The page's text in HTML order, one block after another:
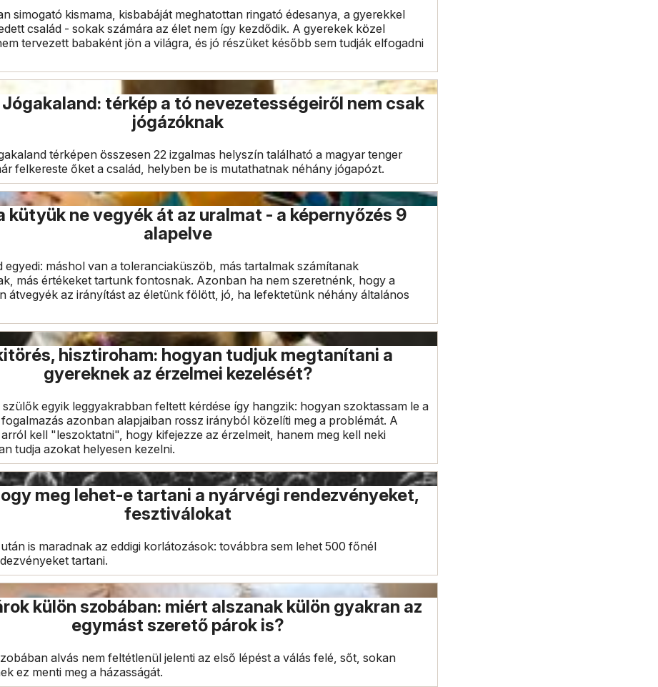
simogató kismama, kisbabáját meghatottan ringató édesanya, a gyerekkel
család - sokak számára az élet nem így kezdődik. A gyerekek közel
tervezett babaként jön a világra, és jó részüket később sem tudják elfogadni
térkép a tó nevezetességeiről nem csak
jógázóknak
térképen összesen 22 izgalmas helyszín található a magyar tenger
felkereste őket a család, helyben be is mutathatnak néhány jógapózt.
kütyük ne vegyék át az uralmat - a képernyőzés 9
alapelve
egyedi: máshol van a toleranciaküszöb, más tartalmak számítanak
más értékeket tartunk fontosnak. Azonban ha nem szeretnénk, hogy a
átvegyék az irányítást az életünk fölött, jó, ha lefektetünk néhány általános
hisztiroham: hogyan tudjuk megtanítani a
gyereknek az érzelmei kezelését?
szülők egyik leggyakrabban feltett kérdése így hangzik: hogyan szoktassam le a
fogalmazás azonban alapjaiban rossz irányból közelíti meg a problémát. A
kell "leszoktatni", hogy kifejezze az érzelmeit, hanem meg kell neki
tudja azokat helyesen kezelni.
meg lehet-e tartani a nyárvégi rendezvényeket,
fesztiválokat
is maradnak az eddigi korlátozások: továbbra sem lehet 500 főnél
tartani.
külön szobában: miért alszanak külön gyakran az
egymást szerető párok is?
alvás nem feltétlenül jelenti az első lépést a válás felé, sőt, sokan
ez menti meg a házasságát.